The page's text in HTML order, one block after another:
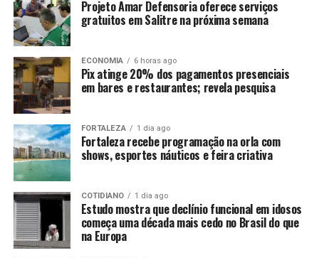
Projeto Amar Defensoria oferece serviços
gratuitos em Salitre na próxima semana
ECONOMIA 6 horas ago
Pix atinge 20% dos pagamentos presenciais
em bares e restaurantes; revela pesquisa
FORTALEZA 1 dia ago
Fortaleza recebe programação na orla com
shows, esportes náuticos e feira criativa
COTIDIANO 1 dia ago
Estudo mostra que declínio funcional em idosos
começa uma década mais cedo no Brasil do que
na Europa